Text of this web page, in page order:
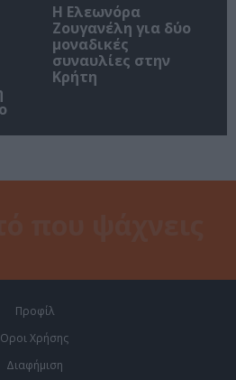
Η Ελεωνόρα
Ζουγανέλη για δύο
μοναδικές
συναυλίες στην
Κρήτη
Προφίλ
Οροι Χρήσης
Διαφήμιση